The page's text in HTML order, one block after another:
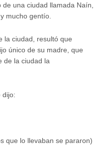
de una ciudad llamada Naín,
mucho gentío.
la ciudad, resultó que
único de su madre, que
de la ciudad la
dijo:
que lo llevaban se pararon)